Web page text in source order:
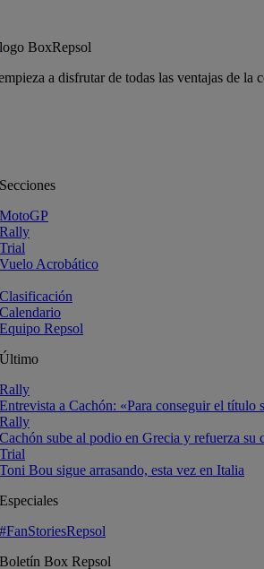
a disfrutar de todas las ventajas de la
Secciones
MotoGP
Rally
Trial
Vuelo Acrobático
Clasificación
Calendario
Equipo Repsol
Último
Rally
Entrevista a Cachón: «Para conseguir el título
Rally
Cachón sube al podio en Grecia y refuerza su
Trial
Toni Bou sigue arrasando, esta vez en Italia
Especiales
#FanStoriesRepsol
Boletín Box Repsol